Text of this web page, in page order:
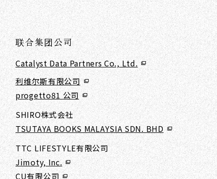
联合集团公司
Catalyst Data Partners Co., Ltd.
利维尔斯有限公司
progetto81 公司
SHIRO株式会社
TSUTAYA BOOKS MALAYSIA SDN. BHD
TTC LIFESTYLE有限公司
Jimoty, Inc.
CU有限公司